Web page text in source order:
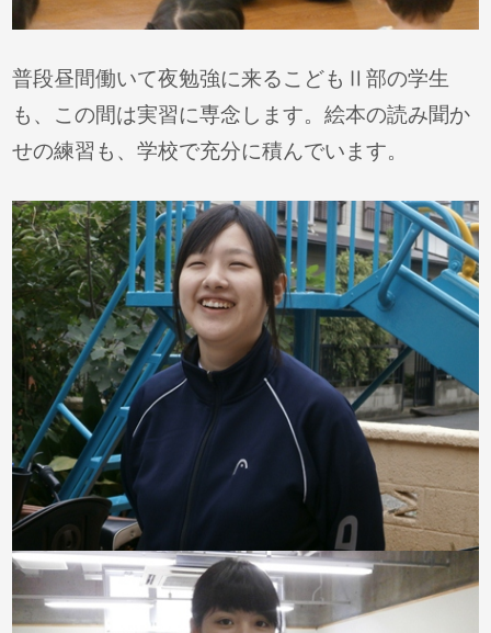
普段昼間働いて夜勉強に来るこどもⅡ部の学生
も、この間は実習に専念します。絵本の読み聞か
せの練習も、学校で充分に積んでいます。